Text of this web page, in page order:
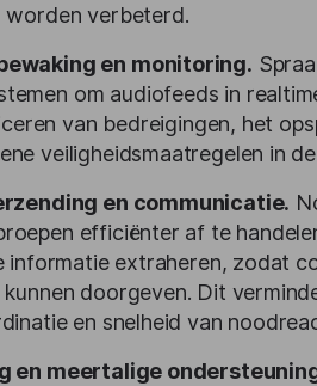
worden verbeterd.
en monitoring.
om audiofeeds in
van bedreigingen, het
veiligheidsmaatregelen in
en communicatie.
efficiënter af te
informatie extraheren, zodat
kunnen doorgeven. Dit
en snelheid van
en meertalige